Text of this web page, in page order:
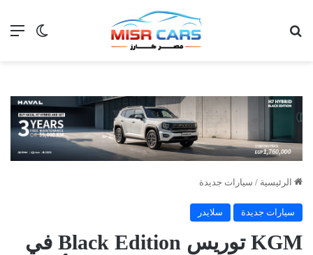
الوضع
الرئيسية / سيارات جديدة
سيارات جديدة سلايدر
KGM توريس Black Edition في